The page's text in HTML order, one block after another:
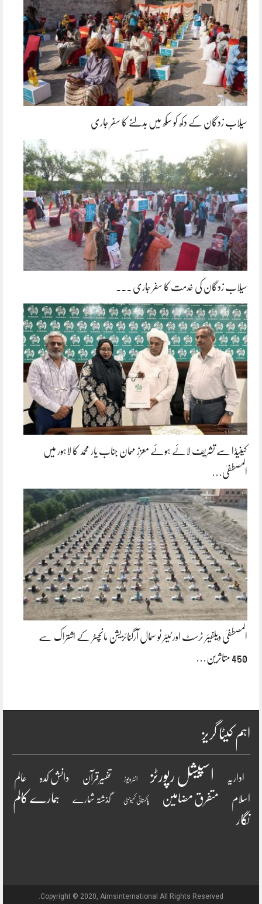
سیلاب زدگان کے دکھ کو سکھ میں بدلنے کا سفر جاری
سیلاب زدگان کی خدمت کا سفر جاری ۔۔۔
کینیڈا سے تشریف لائے ہوئے معزز مہمان جناب یار محمد کا لاہور میں
المصطفیٰ…
المصطفیٰ ویلفیئر ٹرسٹ اور ٹیئر ٹو سمال آرگنائزیشن مانچسٹر کے اشتراک سے
450 متاثرین…
اہم کیٹا گریز
اداریہ اسپیشل رپورٹز انٹرویو ز تفسیرقرآن دانش کدہ عالم
اسلام متفرق مضامین پاکستانی کمیونٹی گذشتہ شمارے
ہمارے کالم
نگار
Copyright © 2020, Aimsinternational All Rights Reserved.